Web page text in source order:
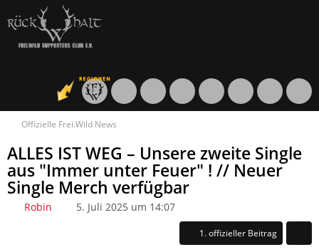
Offizielle Frei.Wild News
ALLES IST WEG – Unsere zweite Single
aus "Immer unter Feuer" ! // Neuer
Single Merch verfügbar
Robin 5. Juli 2025 um 14:07
1. offizieller Beitrag